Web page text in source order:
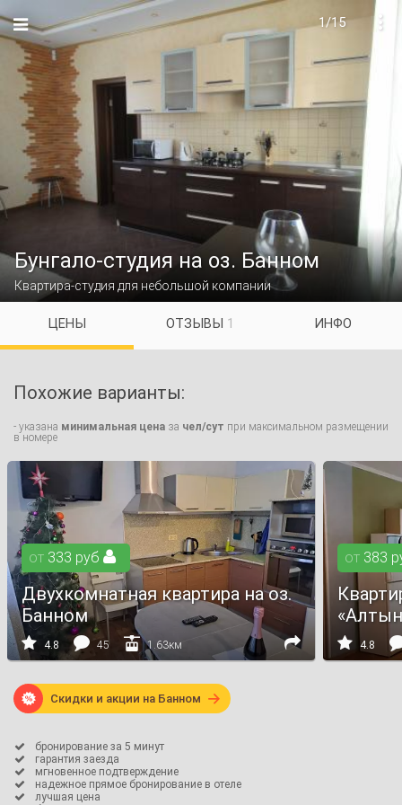

1/15
Бунгало-студия на оз. Банном
Квартира-студия для небольшой компании
ЦЕНЫ ОТЗЫВЫ 1 ИНФО
Похожие варианты:
- указана минимальная ценаза чел/сут при максимальном размещении
в номере
от 333 руб 
Двухкомнатная квартира на оз.
Банном
 4.8  45  1.63км 
от 383
 4.8
 Скидки и акции на Банном 
 бронирование за 5 минут
 гарантия заезда
 мгновенное подтверждение
 надежное прямое бронирование в отеле
 лучшая цена